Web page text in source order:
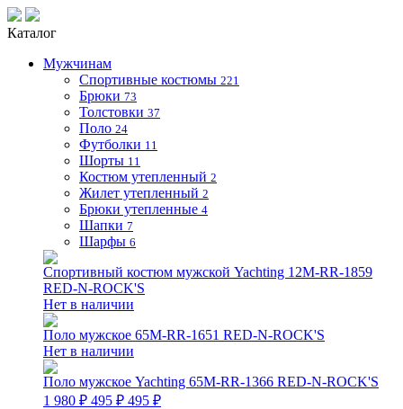
Каталог
Мужчинам
Спортивные костюмы 221
Брюки 73
Толстовки 37
Поло 24
Футболки 11
Шорты 11
Костюм утепленный 2
Жилет утепленный 2
Брюки утепленные 4
Шапки 7
Шарфы 6
Спортивный костюм мужской Yachting 12M-RR-1859
RED-N-ROCK'S
Нет в наличии
Поло мужское 65M-RR-1651 RED-N-ROCK'S
Нет в наличии
Поло мужское Yachting 65M-RR-1366 RED-N-ROCK'S
1 980 ₽ 495 ₽ 495 ₽